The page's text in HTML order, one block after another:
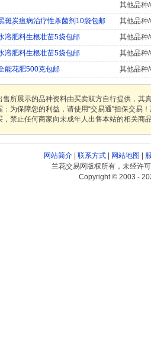
其他品种
斑炭疽病治疗性杀菌剂10袋包邮
其他品种
溶肥料生根壮苗5袋包邮
其他品种
溶肥料生根壮苗5袋包邮
其他品种
能花肥500克包邮 其他品种
所展示的品种资料由买卖双方自行提供，
为保障您的利益，请使用“交易通”担保交
禁止任何商家向未成年人出售本站的相关商
网站简介| 联系方式| 网站地图
兰花交易网版权所有，未经许
Copyright © 2003 -